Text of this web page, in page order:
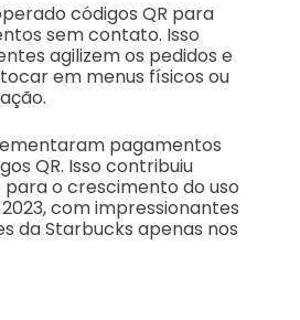
códigos QR para
sem contato. Isso
agilizem os pedidos e
em menus físicos ou
pagamentos
QR. Isso contribuiu
o crescimento do uso
com impressionantes
da Starbucks apenas nos